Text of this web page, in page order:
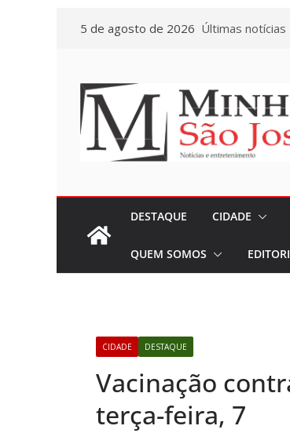
conteúdo
5 de agosto de 2026 Últimas notícias
DESTAQUE CIDADE
QUEM SOMOS
CIDADE DESTAQUE
Vacinação
terça-feira, 7